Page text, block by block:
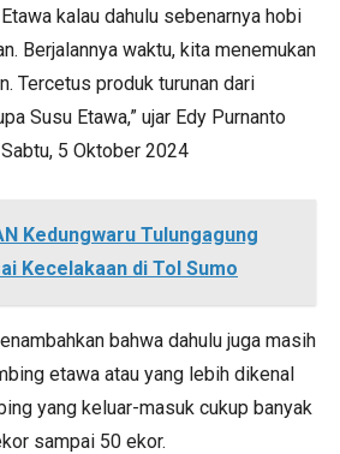
kalau dahulu sebenarnya hobi
Berjalannya waktu, kita menemukan
Tercetus produk turunan dari
Susu Etawa,” ujar Edy Purnanto
5 Oktober 2024
Kedungwaru Tulungagung
Kecelakaan di Tol Sumo
bahwa dahulu juga masih
etawa atau yang lebih dikenal
yang keluar-masuk cukup banyak
sampai 50 ekor.